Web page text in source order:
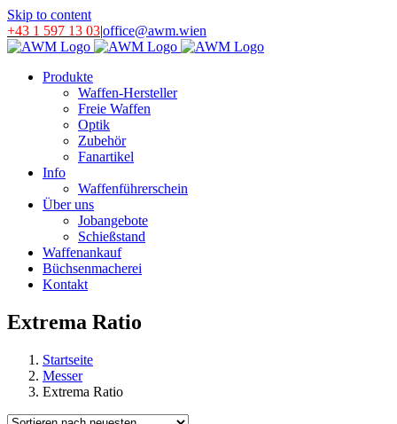
Skip to content
+43 1 597 13 03|office@awm.wien
Produkte
Waffen-Hersteller
Freie Waffen
Optik
Zubehör
Fanartikel
Info
Waffenführerschein
Über uns
Jobangebote
Schießstand
Waffenankauf
Büchsenmacherei
Kontakt
Extrema Ratio
Startseite
Messer
Extrema Ratio